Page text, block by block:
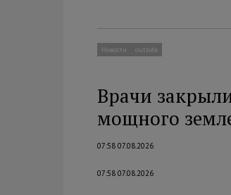
Новости outside
Врачи
мощного
07:58 07.08.2026
07:58 07.08.2026